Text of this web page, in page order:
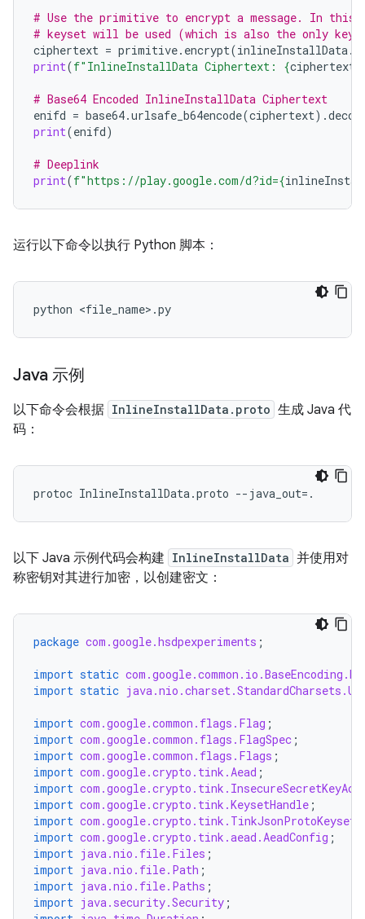
# Use the primitive to encrypt a message. In this
# keyset will be used (which is also the only key
ciphertext = primitive. encrypt(inlineInstallData.
print(f"InlineInstallData Ciphertext: {ciphertext
# Base64 Encoded InlineInstallData Ciphertext
enifd = base64.urlsafe_b64encode(ciphertext) .
print(enifd)
# Deeplink
print(f"https://play.google.com/d?id={
运行以下命令以执行 Python 脚本：
Java 示例
以下命令会根据 InlineInstallData.proto 生成 Java 代
码：
以下 Java 示例代码会构建 InlineInstallData 并使用对
称密钥对其进行加密，以创建密文：
package com.google.hsdpexperiments ;
import static
import static
import com.google.common.flags.Flag ;
import com.google.common.flags.FlagSpec ;
import com.google.common.flags.Flags ;
import com.google.crypto.tink.Aead ;
import
import com.google.crypto.tink.KeysetHandle ;
import
import com.google.crypto.tink.aead.AeadConfig ;
import java.nio.file.Files ;
import java.nio.file.Path ;
import java.nio.file.Paths ;
import java.security.Security ;